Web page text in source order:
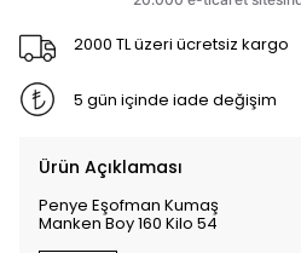
2000 TL üzeri ücretsiz kargo
5 gün içinde iade değişim
Ürün Açıklaması
Penye Eşofman Kumaş
Manken Boy 160 Kilo 54